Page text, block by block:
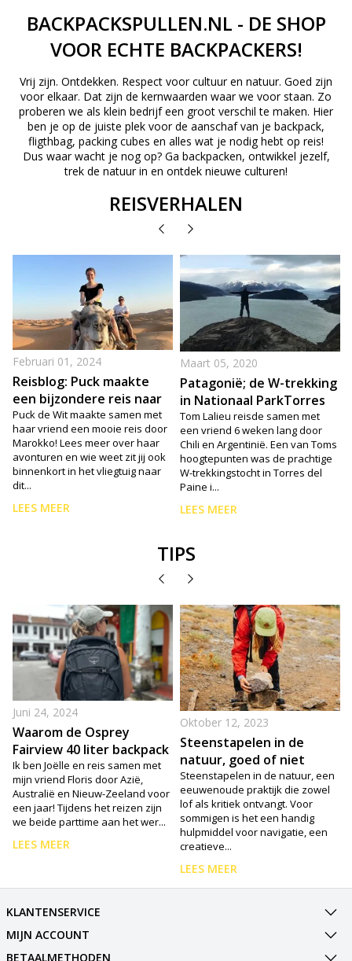
BACKPACKSPULLEN.NL - DE SHOP
VOOR ECHTE BACKPACKERS!
Vrij zijn. Ontdekken. Respect voor cultuur en natuur. Goed zijn
voor elkaar. Dat zijn de kernwaarden waar we voor staan. Zo
proberen we als klein bedrijf een groot verschil te maken. Hier
ben je op de juiste plek voor de aanschaf van je backpack,
fligthbag, packing cubes en alles wat je nodig hebt op reis!
Dus waar wacht je nog op? Ga backpacken, ontwikkel jezelf,
trek de natuur in en ontdek nieuwe culturen!
REISVERHALEN
Februari 01, 2024
Reisblog: Puck maakte
een bijzondere reis naar
Marokko!
Puck de Wit maakte samen met
haar vriend een mooie reis door
Marokko! Lees meer over haar
avonturen en wie weet zit jij ook
binnenkort in het vliegtuig naar
dit...
LEES MEER
Maart 05, 2020
Patagonië; de W-trekking
in Nationaal ParkTorres
del Paine! #reisverslag
Tom Lalieu reisde samen met
een vriend 6 weken lang door
Chili en Argentinië. Een van Toms
hoogtepunten was de prachtige
W-trekkingstocht in Torres del
Paine i...
LEES MEER
TIPS
Juni 24, 2024
Waarom de Osprey
Fairview 40 liter backpack
dames zo handig is? Lees
de ervaring van
Flojotravels
Ik ben Joëlle en reis samen met
mijn vriend Floris door Azië,
Australië en Nieuw-Zeeland voor
een jaar! Tijdens het reizen zijn
we beide parttime aan het wer...
LEES MEER
Oktober 12, 2023
Steenstapelen in de
natuur, goed of niet
goed?
Steenstapelen in de natuur, een
eeuwenoude praktijk die zowel
lof als kritiek ontvangt. Voor
sommigen is het een handig
hulpmiddel voor navigatie, een
creatieve...
LEES MEER
KLANTENSERVICE
MIJN ACCOUNT
BETAALMETHODEN